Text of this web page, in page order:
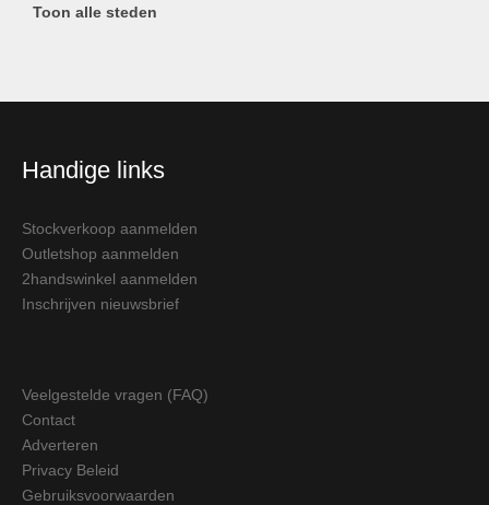
Toon alle steden
Handige links
Stockverkoop aanmelden
Outletshop aanmelden
2handswinkel aanmelden
Inschrijven nieuwsbrief
Veelgestelde vragen (FAQ)
Contact
Adverteren
Privacy Beleid
Gebruiksvoorwaarden